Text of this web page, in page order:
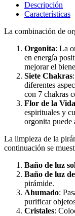
Descripción
Características
La combinación de
Orgonita: La
en energía
mejorar el
Siete Chakras
diferentes
con 7 chakras
Flor de la Vida
espirituales y
orgonita puede
La limpieza de la
continuación se
Baño de luz
Baño de luz
pirámide.
Ahumado:
purificar
Cristales: